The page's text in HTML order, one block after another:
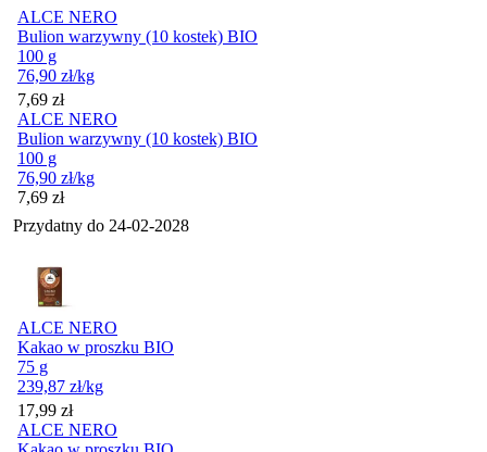
ALCE NERO
Bulion warzywny (10 kostek) BIO
100 g
76,90 zł/kg
Cena
7,69 zł
ALCE NERO
Bulion warzywny (10 kostek) BIO
100 g
76,90 zł/kg
Cena
7,69 zł
Przydatny do 24-02-2028
ALCE NERO
Kakao w proszku BIO
75 g
239,87 zł/kg
Cena
17,99 zł
ALCE NERO